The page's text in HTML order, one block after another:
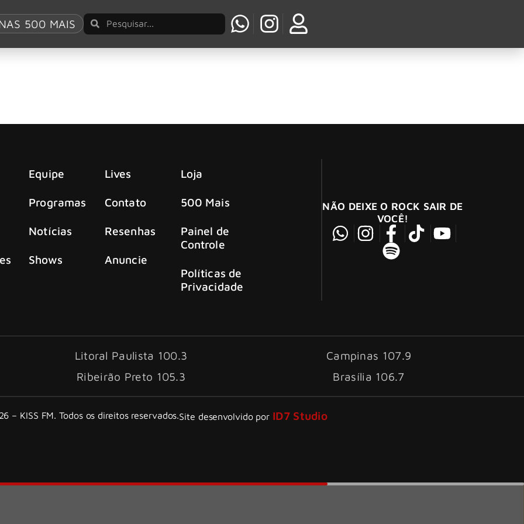
500 MAIS
Equipe
Programas
Notícias
Shows
Lives
Contato
Resenhas
Anuncie
Loja
500 Mais
Painel de
Controle
Políticas de
Privacidade
NÃO DEIXE O ROCK SAIR DE
VOCÊ!
Litoral Paulista 100.3
Campinas 107.9
Ribeirão Preto 105.3 Brasília 106.7
– KISS FM. Todos os direitos reservados.Site desenvolvido por ID7 Studio